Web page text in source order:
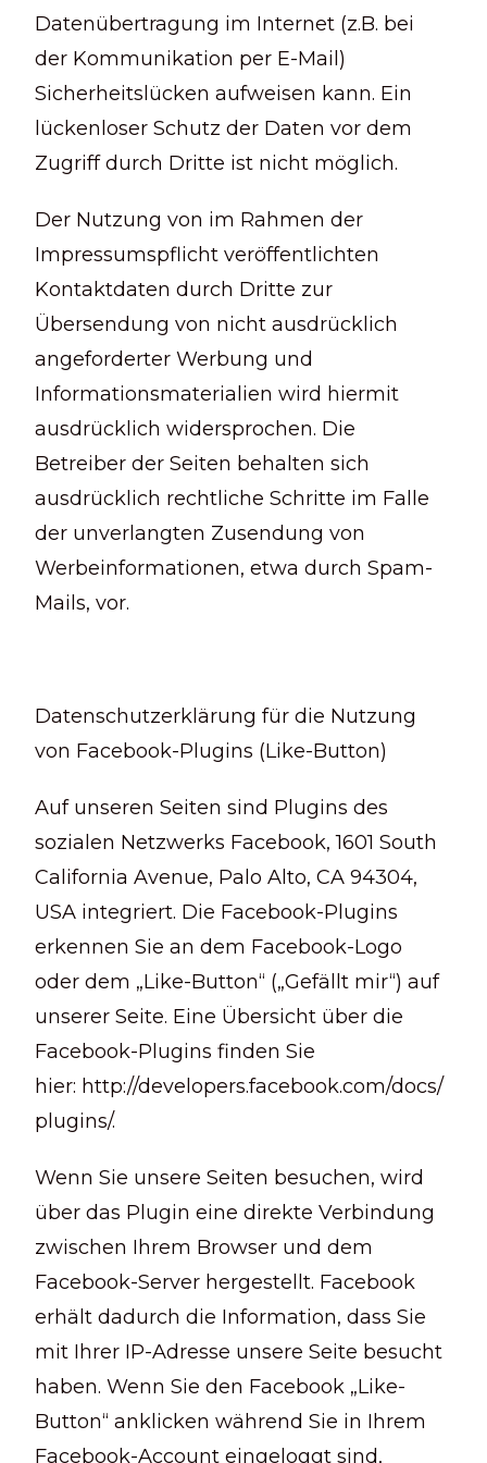
Datenübertragung im Internet (z.B. bei
der Kommunikation per E-Mail)
Sicherheitslücken aufweisen kann. Ein
lückenloser Schutz der Daten vor dem
Zugriff durch Dritte ist nicht möglich.
Der Nutzung von im Rahmen der
Impressumspflicht veröffentlichten
Kontaktdaten durch Dritte zur
Übersendung von nicht ausdrücklich
angeforderter Werbung und
Informationsmaterialien wird hiermit
ausdrücklich widersprochen. Die
Betreiber der Seiten behalten sich
ausdrücklich rechtliche Schritte im Falle
der unverlangten Zusendung von
Werbeinformationen, etwa durch Spam-
Mails, vor.
Datenschutzerklärung für die Nutzung
von Facebook-Plugins (Like-Button)
Auf unseren Seiten sind Plugins des
sozialen Netzwerks Facebook, 1601 South
California Avenue, Palo Alto, CA 94304,
USA integriert. Die Facebook-Plugins
erkennen Sie an dem Facebook-Logo
oder dem „Like-Button“ („Gefällt mir“) auf
unserer Seite. Eine Übersicht über die
Facebook-Plugins finden Sie
hier: http://developers.facebook.com/docs/
plugins/.
Wenn Sie unsere Seiten besuchen, wird
über das Plugin eine direkte Verbindung
zwischen Ihrem Browser und dem
Facebook-Server hergestellt. Facebook
erhält dadurch die Information, dass Sie
mit Ihrer IP-Adresse unsere Seite besucht
haben. Wenn Sie den Facebook „Like-
Button“ anklicken während Sie in Ihrem
Facebook-Account eingeloggt sind,